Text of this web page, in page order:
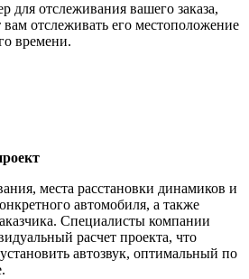
для отслеживания вашего заказа,
отслеживать его местоположение
времени.
места расстановки динамиков и
автомобиля, а также
Специалисты компании
расчет проекта, что
автозвук, оптимальный по